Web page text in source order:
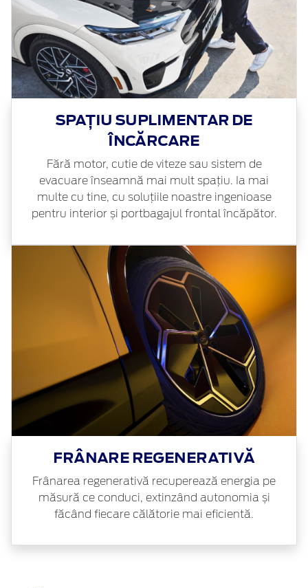
SPAȚIU SUPLIMENTAR DE
ÎNCĂRCARE
Fără motor, cutie de viteze sau sistem de
evacuare înseamnă mai mult spațiu. Ia mai
multe cu tine, cu soluțiile noastre ingenioase
pentru interior și portbagajul frontal încăpător.
FRÂNARE REGENERATIVĂ
Frânarea regenerativă recuperează energia pe
măsură ce conduci, extinzând autonomia și
făcând fiecare călătorie mai eficientă.